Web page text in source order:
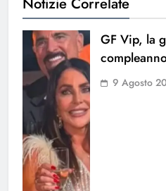
GF Vip, la
9 Agosto